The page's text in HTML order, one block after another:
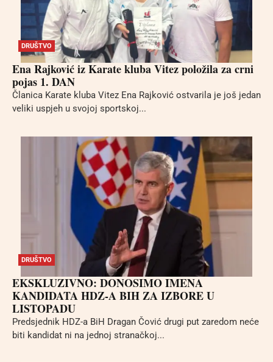
DRUŠTVO
Ena Rajković iz Karate kluba Vitez položila za crni
pojas 1. DAN
Članica Karate kluba Vitez Ena Rajković ostvarila je još jedan
veliki uspjeh u svojoj sportskoj...
DRUŠTVO
EKSKLUZIVNO: DONOSIMO IMENA
KANDIDATA HDZ-A BIH ZA IZBORE U
LISTOPADU
Predsjednik HDZ-a BiH Dragan Čović drugi put zaredom neće
biti kandidat ni na jednoj stranačkoj...